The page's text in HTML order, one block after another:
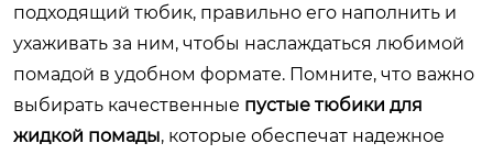
подходящий тюбик, правильно его наполнить и
ухаживать за ним, чтобы наслаждаться любимой
помадой в удобном формате. Помните, что важно
выбирать качественные пустые тюбики для
жидкой помады, которые обеспечат надежное